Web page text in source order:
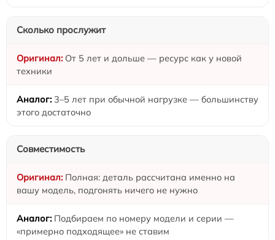
Сколько прослужит
От 5 лет и дольше — ресурс как у новой
техники
3–5 лет при обычной нагрузке — большинству
этого достаточно
Совместимость
Полная: деталь рассчитана именно на
вашу модель, подгонять ничего не нужно
Подбираем по номеру модели и серии —
«примерно подходящее» не ставим